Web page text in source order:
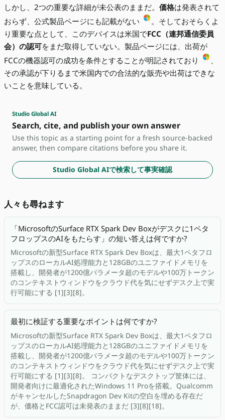
しかし、2つの重要な詳細が未公表のままだ。 価格は発表されて
おらず、公式製品ページにも記載がない
。そしておそらくよ
り重要な点として、このデバイスは米国でFCC（連邦通信委員
会）の認可をまだ取得していない。製品ページには、出荷が
FCCの機器認可の成功を条件とすることが明記されており
その承認が下りるまで米国内での合法的な販売や出荷はできな
いことを意味している。
Studio Global AI
Search, cite, and publish your own answer
Use this topic as a starting point for a fresh source-backed
answer, then compare citations before you share it.
Studio Global AIで検索して事実確認
人々も尋ねます
「MicrosoftのSurface RTX Spark Dev Boxがデスクに1ペタ
フロップスのAIをもたらす」の短い答えは何ですか?
Microsoftの新型Surface RTX Spark Dev Boxは、最大1ペタフロ
ップスのローカルAI処理能力と128GBのユニファイドメモリを
搭載し、開発者が1200億パラメータ超のモデルや100万トークン
のコンテキストウィンドウをクラウド代を気にせずデスク上で実
行可能にする [1][3][8]。
最初に検証する重要なポイントは何ですか?
Microsoftの新型Surface RTX Spark Dev Boxは、最大1ペタフロ
ップスのローカルAI処理能力と128GBのユニファイドメモリを
搭載し、開発者が1200億パラメータ超のモデルや100万トークン
のコンテキストウィンドウをクラウド代を気にせずデスク上で実
行可能にする [1][3][8]。 コンパクトなデスクトップ筐体には、
開発者向けに最適化されたWindows 11 Proを搭載。Qualcomm
がキャンセルしたSnapdragon Dev Kitの空白を埋める存在だ
が、価格とFCC認可は未発表のままだ [3][8][18]。